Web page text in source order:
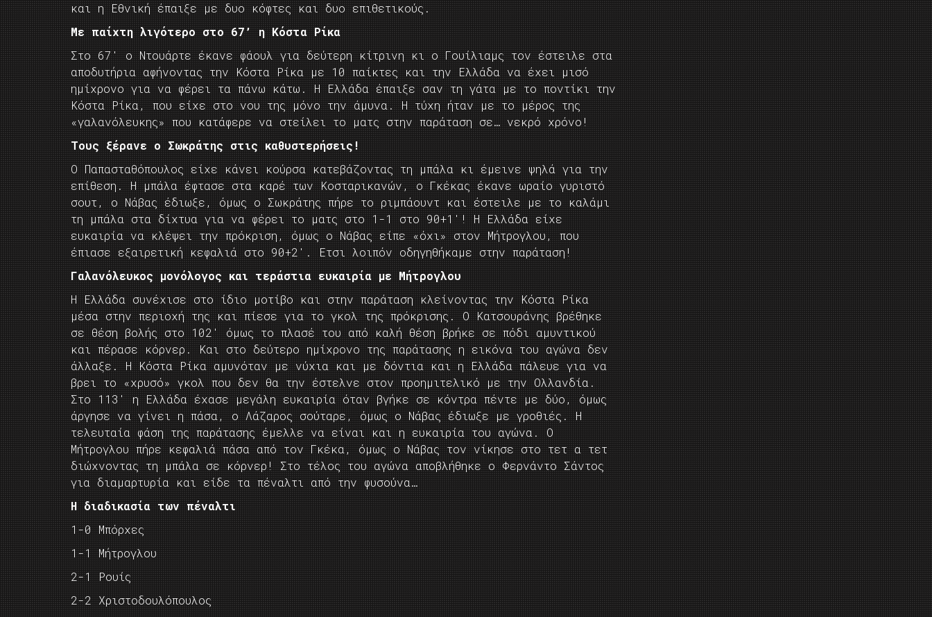
και η Εθνική έπαιξε με δυο κόφτες και δυο επιθετικούς.
Με παίχτη λιγότερο στο 67’ η Κόστα Ρίκα
Στο 67′ ο Ντουάρτε έκανε φάουλ για δεύτερη κίτρινη κι ο Γουίλιαμς τον έστειλε στα
αποδυτήρια αφήνοντας την Κόστα Ρίκα με 10 παίκτες και την Ελλάδα να έχει μισό
ημίχρονο για να φέρει τα πάνω κάτω. Η Ελλάδα έπαιξε σαν τη γάτα με το ποντίκι την
Κόστα Ρίκα, που είχε στο νου της μόνο την άμυνα. Η τύχη ήταν με το μέρος της
«γαλανόλευκης» που κατάφερε να στείλει το ματς στην παράταση σε… νεκρό χρόνο!
Τους ξέρανε ο Σωκράτης στις καθυστερήσεις!
Ο Παπασταθόπουλος είχε κάνει κούρσα κατεβάζοντας τη μπάλα κι έμεινε ψηλά για την
επίθεση. Η μπάλα έφτασε στα καρέ των Κοσταρικανών, ο Γκέκας έκανε ωραίο γυριστό
σουτ, ο Νάβας έδιωξε, όμως ο Σωκράτης πήρε το ριμπάουντ και έστειλε με το καλάμι
τη μπάλα στα δίχτυα για να φέρει το ματς στο 1-1 στο 90+1′! Η Ελλάδα είχε
ευκαιρία να κλέψει την πρόκριση, όμως ο Νάβας είπε «όχι» στον Μήτρογλου, που
έπιασε εξαιρετική κεφαλιά στο 90+2′. Ετσι λοιπόν οδηγηθήκαμε στην παράταση!
Γαλανόλευκος μονόλογος και τεράστια ευκαιρία με Μήτρογλου
Η Ελλάδα συνέχισε στο ίδιο μοτίβο και στην παράταση κλείνοντας την Κόστα Ρίκα
μέσα στην περιοχή της και πίεσε για το γκολ της πρόκρισης. Ο Κατσουράνης βρέθηκε
σε θέση βολής στο 102′ όμως το πλασέ του από καλή θέση βρήκε σε πόδι αμυντικού
και πέρασε κόρνερ. Και στο δεύτερο ημίχρονο της παράτασης η εικόνα του αγώνα δεν
άλλαξε. Η Κόστα Ρίκα αμυνόταν με νύχια και με δόντια και η Ελλάδα πάλευε για να
βρει το «χρυσό» γκολ που δεν θα την έστελνε στον προημιτελικό με την Ολλανδία.
Στο 113′ η Ελλάδα έχασε μεγάλη ευκαιρία όταν βγήκε σε κόντρα πέντε με δύο, όμως
άργησε να γίνει η πάσα, ο Λάζαρος σούταρε, όμως ο Νάβας έδιωξε με γροθιές. Η
τελευταία φάση της παράτασης έμελλε να είναι και η ευκαιρία του αγώνα. Ο
Μήτρογλου πήρε κεφαλιά πάσα από τον Γκέκα, όμως ο Νάβας τον νίκησε στο τετ α τετ
διώχνοντας τη μπάλα σε κόρνερ! Στο τέλος του αγώνα αποβλήθηκε ο Φερνάντο Σάντος
για διαμαρτυρία και είδε τα πέναλτι από την φυσούνα…
Η διαδικασία των πέναλτι
1-0 Μπόρχες
1-1 Μήτρογλου
2-1 Ρουίς
2-2 Χριστοδουλόπουλος